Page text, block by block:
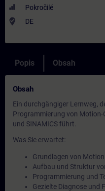
Pokročilé
where_to_vote DE
Popis Obsah
Obsah
Ein durchgängiger Lernweg,
Programmierung von
und SINAMICS führt.
Was Sie erwartet:
Grundlagen von Motion
Aufbau und Struktur
Programmierung und
Gezielte Diagnose und